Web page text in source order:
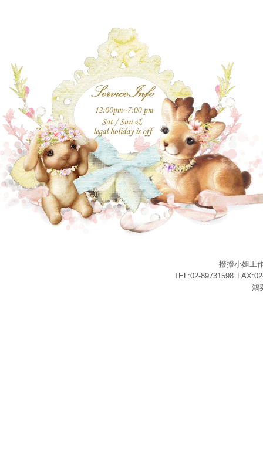
撥撥小姐工
TEL:02-89731598
鴻